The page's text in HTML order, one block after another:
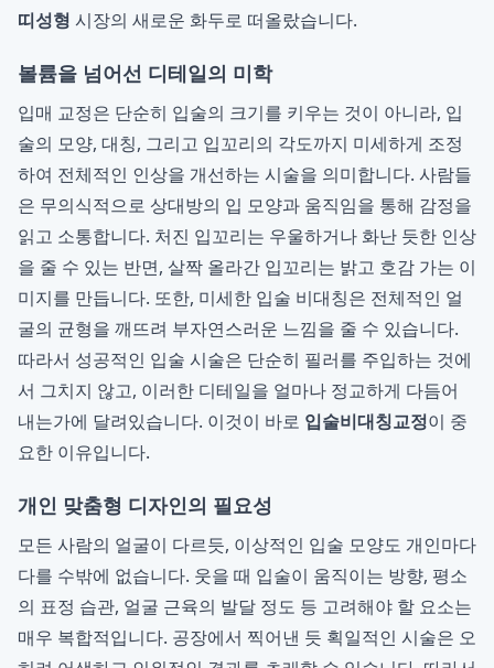
띠성형 시장의 새로운 화두로 떠올랐습니다.
볼륨을 넘어선 디테일의 미학
입매 교정은 단순히 입술의 크기를 키우는 것이 아니라, 입
술의 모양, 대칭, 그리고 입꼬리의 각도까지 미세하게 조정
하여 전체적인 인상을 개선하는 시술을 의미합니다. 사람들
은 무의식적으로 상대방의 입 모양과 움직임을 통해 감정을
읽고 소통합니다. 처진 입꼬리는 우울하거나 화난 듯한 인상
을 줄 수 있는 반면, 살짝 올라간 입꼬리는 밝고 호감 가는 이
미지를 만듭니다. 또한, 미세한 입술 비대칭은 전체적인 얼
굴의 균형을 깨뜨려 부자연스러운 느낌을 줄 수 있습니다.
따라서 성공적인 입술 시술은 단순히 필러를 주입하는 것에
서 그치지 않고, 이러한 디테일을 얼마나 정교하게 다듬어
내는가에 달려있습니다. 이것이 바로 입술비대칭교정이 중
요한 이유입니다.
개인 맞춤형 디자인의 필요성
모든 사람의 얼굴이 다르듯, 이상적인 입술 모양도 개인마다
다를 수밖에 없습니다. 웃을 때 입술이 움직이는 방향, 평소
의 표정 습관, 얼굴 근육의 발달 정도 등 고려해야 할 요소는
매우 복합적입니다. 공장에서 찍어낸 듯 획일적인 시술은 오